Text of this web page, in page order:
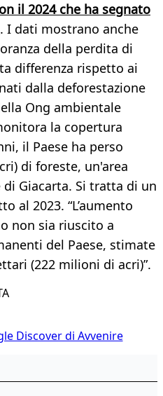
il 2024 che ha segnato
. I dati mostrano anche
della perdita di
differenza rispetto ai
dalla deforestazione
Ong ambientale
la copertura
il Paese ha perso
di foreste, un'area
Giacarta. Si tratta di un
al 2023. “L’aumento
non sia riuscito a
del Paese, stimate
(222 milioni di acri)”.
Discover di Avvenire